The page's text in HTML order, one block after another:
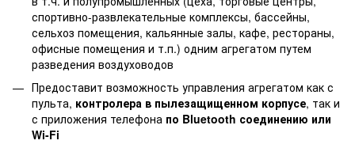
спортивно-развлекательные комплексы, бассейны,
сельхоз помещения, кальянные залы, кафе, рестораны,
офисные помещения и т.п.) одним агрегатом путем
разведения воздуховодов
Предоставит возможность управления агрегатом как с
пульта, контролера в пылезащищенном корпусе, так и
с приложения телефона по Bluetooth соединению или
Wi-Fi